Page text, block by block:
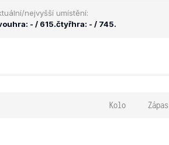
nejvyšší umístění:
- / 615.čtyřhra: - / 745.
Kolo Zápas